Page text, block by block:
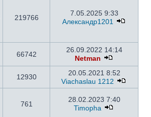
219766
7.05.2025 9:33
Александр1201
66742
26.09.2022 14:14
Netman
12930
20.05.2021 8:52
Viachaslau 1212
761
28.02.2023 7:40
Timopha